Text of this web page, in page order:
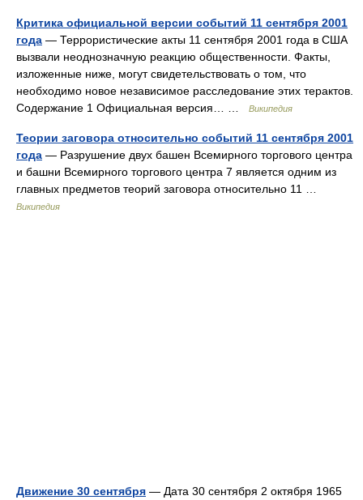
Критика официальной версии событий 11 сентября 2001
года — Террористические акты 11 сентября 2001 года в США
вызвали неоднозначную реакцию общественности. Факты,
изложенные ниже, могут свидетельствовать о том, что
необходимо новое независимое расследование этих терактов.
Содержание 1 Официальная версия… …
Википедия
Теории заговора относительно событий 11 сентября 2001
года — Разрушение двух башен Всемирного торгового центра
и башни Всемирного торгового центра 7 является одним из
главных предметов теорий заговора относительно 11 …
Википедия
Движение 30 сентября — Дата 30 сентября 2 октября 1965